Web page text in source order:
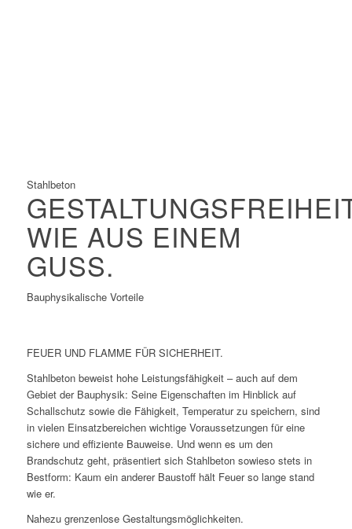
Stahlbeton
WIE AUS EINEM
GUSS.
Bauphysikalische Vorteile
FEUER UND FLAMME FÜR SICHERHEIT.
Stahlbeton beweist hohe Leistungsfähigkeit – auch auf dem
Gebiet der Bauphysik: Seine Eigenschaften im Hinblick auf
Schallschutz sowie die Fähigkeit, Temperatur zu speichern, sind
in vielen Einsatzbereichen wichtige Voraussetzungen für eine
sichere und effiziente Bauweise. Und wenn es um den
Brandschutz geht, präsentiert sich Stahlbeton sowieso stets in
Bestform: Kaum ein anderer Baustoff hält Feuer so lange stand
wie er.
Nahezu grenzenlose Gestaltungsmöglichkeiten.